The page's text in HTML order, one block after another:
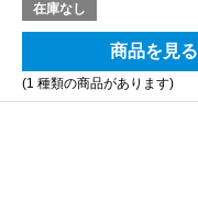
在庫なし
商品を見る
(1 種類の商品があります)